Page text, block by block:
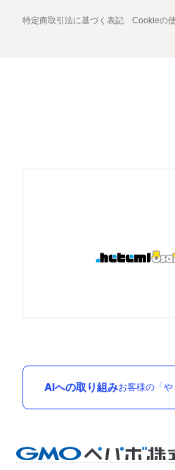
特定商取引法に基づく表記 Cookieの
AIへの取り組みお客様の「